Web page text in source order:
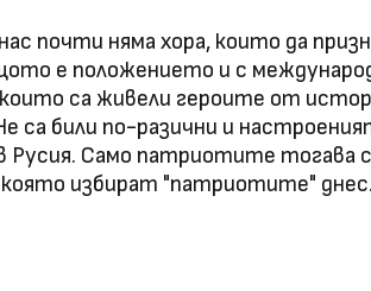
почти няма хора, които да
е положението и с
са живели героите от
са били по-разични и
Само патриотите тогава
избират "патриотите"